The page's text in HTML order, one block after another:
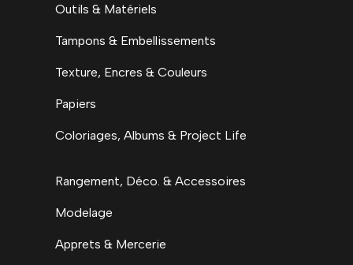
Outils & Matériels
Tampons & Embellissements
Texture, Encres & Couleurs
Papiers
Coloriages, Albums & Project Life
Rangement, Déco. & Accessoires
Modelage
Apprets & Mercerie